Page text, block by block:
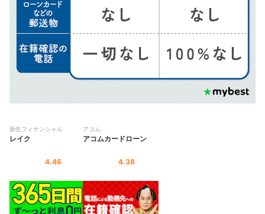
新生フィナンシャル
レイク
4.46
アコム
アコムカードローン
4.38